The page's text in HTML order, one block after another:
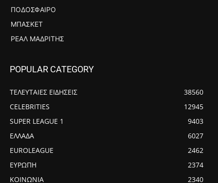
ΠΟΔΌΣΦΑΙΡΟ
ΜΠΆΣΚΕΤ
ΡΕΆΛ ΜΑΔΡΊΤΗΣ
POPULAR CATEGORY
ΤΕΛΕΥΤΑΙΕΣ ΕΙΔΗΣΕΙΣ
38560
CELEBRITIES
12945
SUPER LEAGUE 1
9403
ΕΛΛΑΔΑ
6027
EUROLEAGUE
2462
ΕΥΡΩΠΗ
2374
ΚΟΙΝΩΝΙΑ
2340